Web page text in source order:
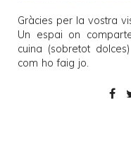
Gràcies per la vostra
Un espai on
cuina (sobretot
com ho faig jo.